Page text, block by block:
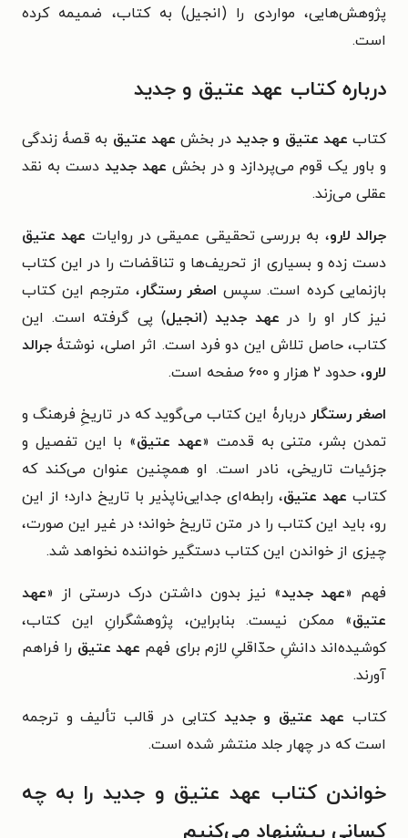
پژوهش‌هایی، مواردی را (انجیل) به کتاب، ضمیمه کرده
است.
درباره کتاب عهد عتیق و جدید
کتاب عهد عتیق و جدیددر بخش عهد عتیق به قصۀ زندگی
و باور یک قوم می‌پردازد و در بخش عهد جدید دست به نقد
عقلی می‌زند.
جرالد لارو، به بررسی تحقیقی عمیقی در روایات عهد عتیق
دست زده و بسیاری از تحریف‌ها و تناقضات را در این کتاب
بازنمایی کرده است. سپس اصغر رستگار، مترجم این کتاب
نیز کار او را در عهد جدید(انجیل) پی گرفته است. این
کتاب، حاصل تلاش این دو فرد است. اثر اصلی، نوشتۀ جرالد
لارو، حدود ۲ هزار و ۶۰۰ صفحه است.
اصغر رستگار دربارۀ این کتاب می‌گوید که در تاریخِ فرهنگ و
تمدن بشر، متنی به قدمت «عهد عتیق» با این تفصیل و
جزئیات تاریخی، نادر است. او همچنین عنوان می‌کند که
کتاب عهد عتیق، رابطه‌ای جدایی‌ناپذیر با تاریخ دارد؛ از این
رو، باید این کتاب را در متن تاریخ خواند؛ در غیر این صورت،
چیزی از خواندن این کتاب دستگیر خواننده نخواهد شد.
فهم «عهد جدید» نیز بدون داشتن درک درستی از «عهد
عتیق» ممکن نیست. بنابراین، پژوهشگرانِ این کتاب،
کوشیده‌اند دانشِ حدّاقلیِ لازم برای فهم عهد عتیق را فراهم
آورند.
کتاب عهد عتیق و جدید کتابی در قالب تألیف و ترجمه
است که در چهار جلد منتشر شده است.
خواندن کتاب عهد عتیق و جدید را به چه
کسانی پیشنهاد می‌کنیم